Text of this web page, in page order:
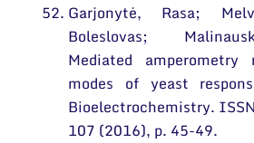
Garjonytė, Rasa;
Boleslovas;
Mediated amperometry
modes of yeast
Bioelectrochemistry.
107 (2016), p. 45-49.